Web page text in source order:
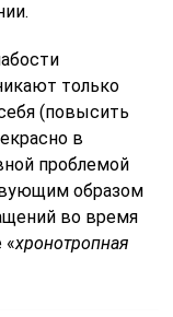
только
(повысить
в
проблемой
образом
во время
«хронотропная